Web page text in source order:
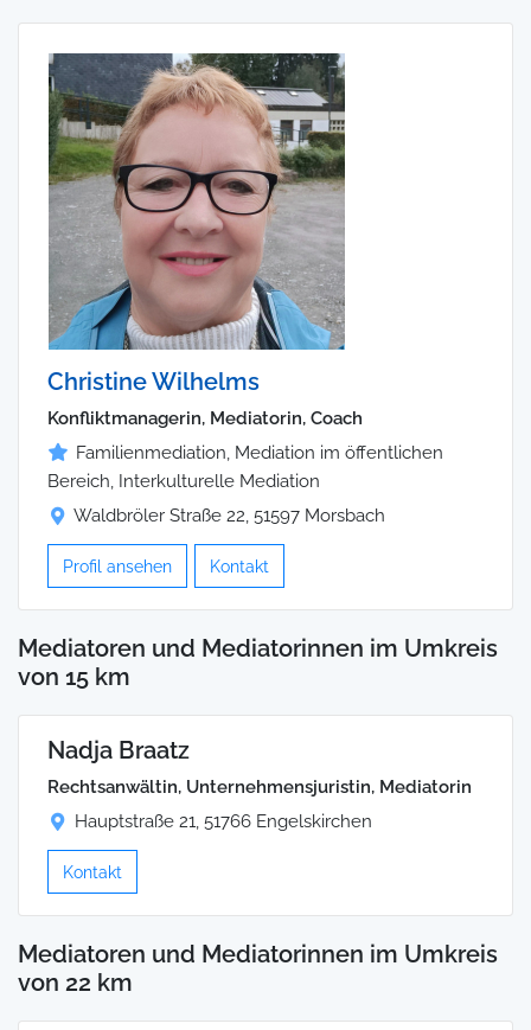
Christine Wilhelms
Konfliktmanagerin, Mediatorin, Coach
Familienmediation, Mediation im öffentlichen
Bereich, Interkulturelle Mediation
Waldbröler Straße 22, 51597 Morsbach
Profil ansehen Kontakt
Mediatoren und Mediatorinnen im Umkreis
von 15 km
Nadja Braatz
Rechtsanwältin, Unternehmensjuristin, Mediatorin
Hauptstraße 21, 51766 Engelskirchen
Kontakt
Mediatoren und Mediatorinnen im Umkreis
von 22 km